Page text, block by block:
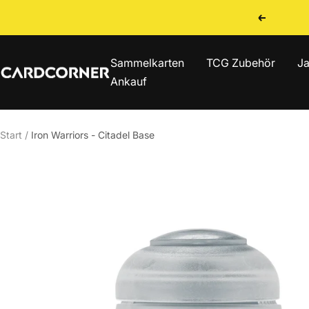
Zurück
Sammelkarten TCG Zubehör
Ankauf
CARDCORNER
Start Iron Warriors - Citadel Base